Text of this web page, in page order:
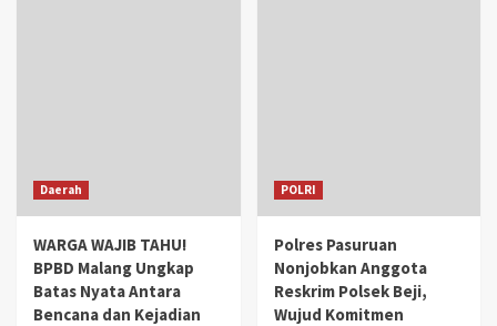
Daerah
WARGA WAJIB TAHU!
BPBD Malang Ungkap
Batas Nyata Antara
Bencana dan Kejadian
POLRI
Polres Pasuruan
Nonjobkan Anggota
Reskrim Polsek Beji,
Wujud Komitmen